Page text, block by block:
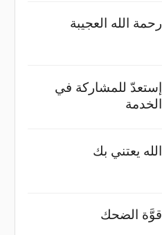
رحمة الله العجيبة
إستعدّ للمشاركة في
الخدمة
الله يعتني بك
قوَّة الضحك